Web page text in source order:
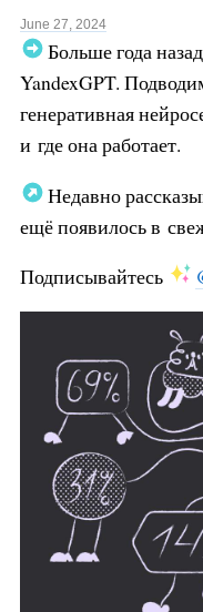
June 27, 2024
Больше года
YandexGPT.
генеративная
и где она работает.
Недавно
ещё появилось в
Подписывайтесь